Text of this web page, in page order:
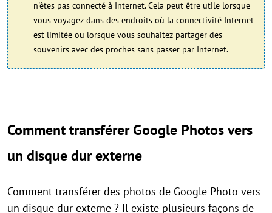
n'êtes pas connecté à Internet. Cela peut être utile lorsque
vous voyagez dans des endroits où la connectivité Internet
est limitée ou lorsque vous souhaitez partager des
souvenirs avec des proches sans passer par Internet.
Comment transférer Google Photos vers
un disque dur externe
Comment transférer des photos de Google Photo vers
un disque dur externe ? Il existe plusieurs façons de